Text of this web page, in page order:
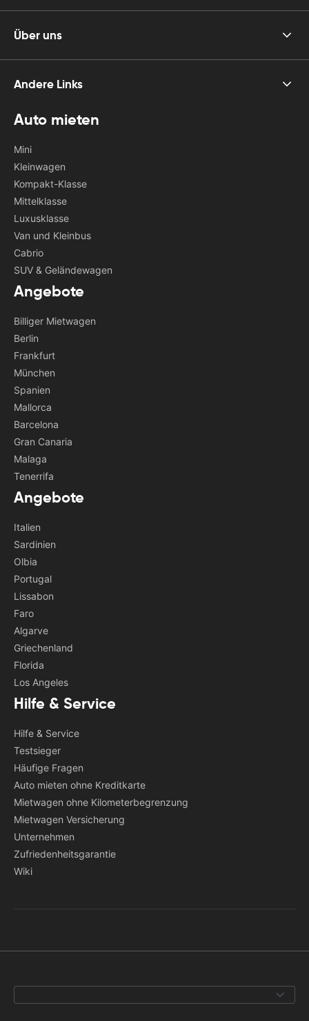
Über uns
Andere Links
Auto mieten
Mini
Kleinwagen
Kompakt-Klasse
Mittelklasse
Luxusklasse
Van und Kleinbus
Cabrio
SUV & Geländewagen
Angebote
Billiger Mietwagen
Berlin
Frankfurt
München
Spanien
Mallorca
Barcelona
Gran Canaria
Malaga
Tenerrifa
Angebote
Italien
Sardinien
Olbia
Portugal
Lissabon
Faro
Algarve
Griechenland
Florida
Los Angeles
Hilfe & Service
Hilfe & Service
Testsieger
Häufige Fragen
Auto mieten ohne Kreditkarte
Mietwagen ohne Kilometerbegrenzung
Mietwagen Versicherung
Unternehmen
Zufriedenheitsgarantie
Wiki